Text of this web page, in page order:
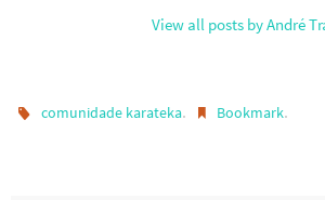
View all posts by André
comunidade karateka. Bookmark.